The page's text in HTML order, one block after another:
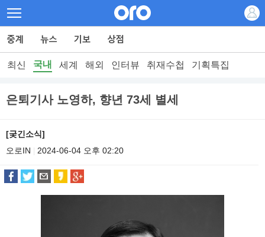
최신 국내 세계 해외 인터뷰 취재수첩 기획특집
은퇴기사 노영하, 향년 73세 별세
[궂긴소식]
오로IN
2024-06-04 오후 02:20